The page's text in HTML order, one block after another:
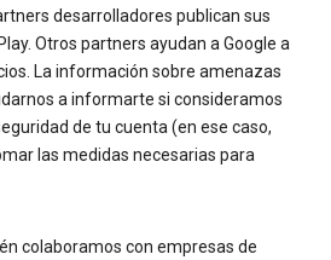
desarrolladores publican sus
Otros partners ayudan a Google a
La información sobre amenazas
a informarte si consideramos
de tu cuenta (en ese caso,
las medidas necesarias para
colaboramos con empresas de